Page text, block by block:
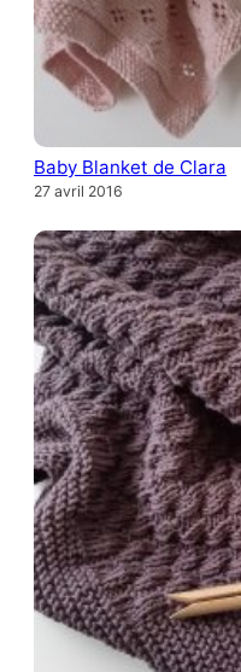
Baby Blanket de Clara
27 avril 2016